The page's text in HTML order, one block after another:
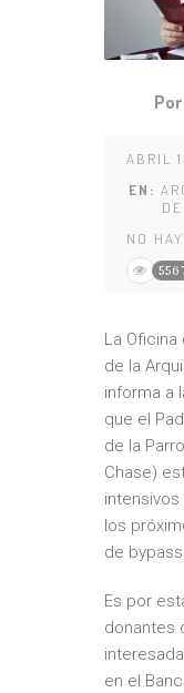
Por
ABRIL
EN:
NO
La
de la
informa a
que el
de la
Chase)
los
de bypass.
Es por
donantes
en el